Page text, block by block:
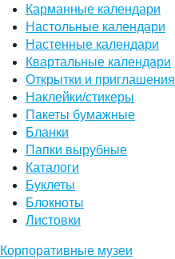
Карманные календари
Настольные календари
Настенные календари
Квартальные календари
Открытки и приглашения
Наклейки/стикеры
Пакеты бумажные
Бланки
Папки вырубные
Каталоги
Буклеты
Блокноты
Листовки
Корпоративные музеи